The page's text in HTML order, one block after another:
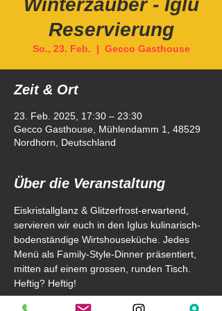
Winterzauber - Iglu
Reservierung
So., 23. Feb.
  |
Gecco Gasthouse
Zeit & Ort
23. Feb. 2025, 17:30 – 23:30
Gecco Gasthouse, Mühlendamm 1, 48529
Nordhorn, Deutschland
Über die Veranstaltung
Eiskristallglanz & Glitzerfrost-erwartend,
servieren wir euch in den Iglus kulinarisch-
bodenständige Wirtshouseküche. Jedes
Menü als Family-Style-Dinner präsentiert,
mitten auf einem grossen, runden Tisch.
Heftig? Heftig!